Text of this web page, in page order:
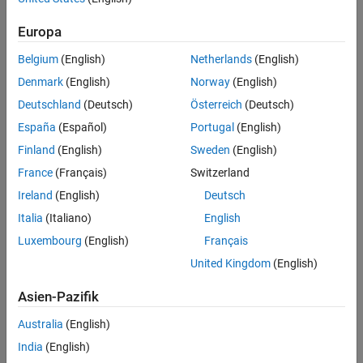
Hinzufügen von Stateflow-Daten
eigenen Workspace gespeichert werden.
Set Data Properties
Model Explorer.
Create a Mask to Share Parameters with Simulink
parameters.(Seit R2024a)
Verwandte Informationen
(Simulink)
How useful was this information?
Europa
Belgium (English)
Denmark (English)
Deutschland (Deutsch)
España (Español)
Finland (English)
France (Français)
Ireland (English)
Italia (Italiano)
Luxembourg (English)
Netherlands(English)
Norway(English)
Österreich (Deutsch)
Portugal (English)
Sweden (English)
Switzerland
Deutsch
English
Français
United Kingdom(English)
Asien-Pazifik
Australia (English)
India (English)